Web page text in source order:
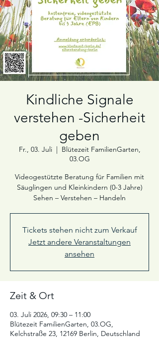
Kindliche Signale
verstehen -Sicherheit
geben
Fr., 03. Juli
  |
Blütezeit FamilienGarten,
03.OG
Videogestützte Beratung für Familien mit
Säuglingen und Kleinkindern (0-3 Jahre)
Sehen – Verstehen – Handeln
Tickets stehen nicht zum Verkauf
Jetzt andere Veranstaltungen
ansehen
Zeit & Ort
03. Juli 2026, 09:30 – 11:00
Blütezeit FamilienGarten, 03.OG,
Kelchstraße 23, 12169 Berlin, Deutschland